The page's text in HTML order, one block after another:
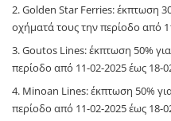
Golden Star Ferries: έκπτωση
οχήματά τους την περίοδο από
Goutos Lines: έκπτωση 50%
περίοδο από 11-02-2025 έως 18-
Minoan Lines: έκπτωση 50%
περίοδο από 11-02-2025 έως 18-